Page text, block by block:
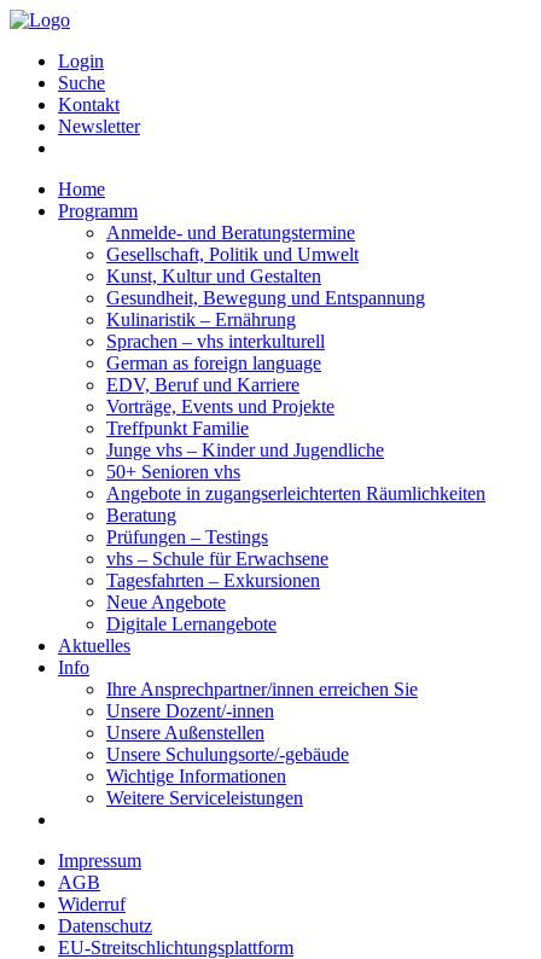
Login
Suche
Kontakt
Newsletter
Home
Programm
Anmelde- und Beratungstermine
Gesellschaft, Politik und Umwelt
Kunst, Kultur und Gestalten
Gesundheit, Bewegung und Entspannung
Kulinaristik – Ernährung
Sprachen – vhs interkulturell
German as foreign language
EDV, Beruf und Karriere
Vorträge, Events und Projekte
Treffpunkt Familie
Junge vhs – Kinder und Jugendliche
50+ Senioren vhs
Angebote in zugangserleichterten Räumlichkeiten
Beratung
Prüfungen – Testings
vhs – Schule für Erwachsene
Tagesfahrten – Exkursionen
Neue Angebote
Digitale Lernangebote
Aktuelles
Info
Ihre Ansprechpartner/innen erreichen Sie
Unsere Dozent/-innen
Unsere Außenstellen
Unsere Schulungsorte/-gebäude
Wichtige Informationen
Weitere Serviceleistungen
Impressum
AGB
Widerruf
Datenschutz
EU-Streitschlichtungsplattform